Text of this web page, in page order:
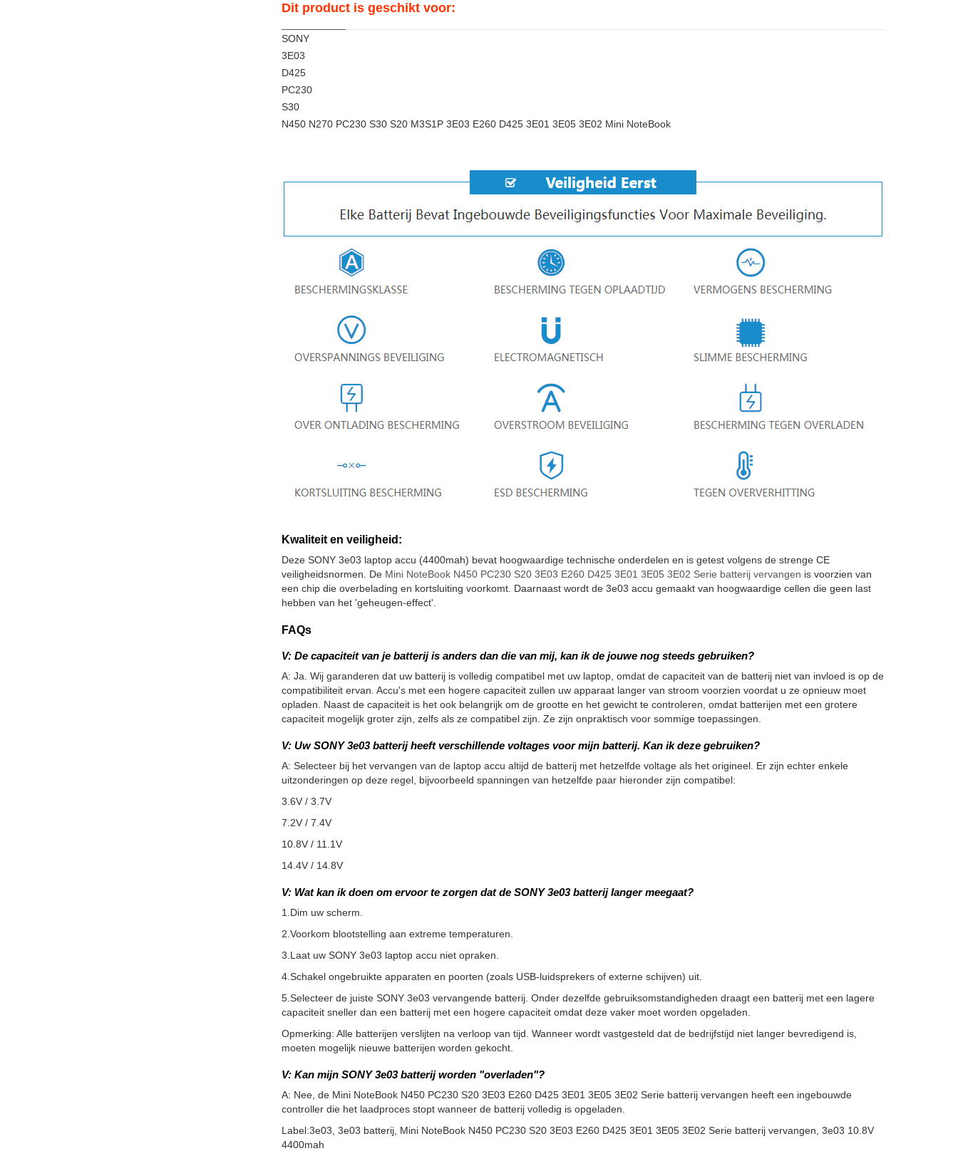
Dit product is geschikt voor:
SONY
3E03
D425
PC230
S30
N450 N270 PC230 S30 S20 M3S1P 3E03 E260 D425 3E01 3E05 3E02 Mini NoteBook
Kwaliteit en veiligheid:
Deze SONY 3e03 laptop accu (4400mah) bevat hoogwaardige technische onderdelen en is getest volgens de strenge CE
veiligheidsnormen. De Mini NoteBook N450 PC230 S20 3E03 E260 D425 3E01 3E05 3E02 Serie batterij vervangen is voorzien van
een chip die overbelading en kortsluiting voorkomt. Daarnaast wordt de 3e03 accu gemaakt van hoogwaardige cellen die geen last
hebben van het 'geheugen-effect'.
FAQs
V: De capaciteit van je batterij is anders dan die van mij, kan ik de jouwe nog steeds gebruiken?
A: Ja. Wij garanderen dat uw batterij is volledig compatibel met uw laptop, omdat de capaciteit van de batterij niet van invloed is op de
compatibiliteit ervan. Accu's met een hogere capaciteit zullen uw apparaat langer van stroom voorzien voordat u ze opnieuw moet
opladen. Naast de capaciteit is het ook belangrijk om de grootte en het gewicht te controleren, omdat batterijen met een grotere
capaciteit mogelijk groter zijn, zelfs als ze compatibel zijn. Ze zijn onpraktisch voor sommige toepassingen.
V: Uw SONY 3e03 batterij heeft verschillende voltages voor mijn batterij. Kan ik deze gebruiken?
A: Selecteer bij het vervangen van de laptop accu altijd de batterij met hetzelfde voltage als het origineel. Er zijn echter enkele
uitzonderingen op deze regel, bijvoorbeeld spanningen van hetzelfde paar hieronder zijn compatibel:
3.6V / 3.7V
7.2V / 7.4V
10.8V / 11.1V
14.4V / 14.8V
V: Wat kan ik doen om ervoor te zorgen dat de SONY 3e03 batterij langer meegaat?
1.Dim uw scherm.
2.Voorkom blootstelling aan extreme temperaturen.
3.Laat uw SONY 3e03 laptop accu niet opraken.
4.Schakel ongebruikte apparaten en poorten (zoals USB-luidsprekers of externe schijven) uit.
5.Selecteer de juiste SONY 3e03 vervangende batterij. Onder dezelfde gebruiksomstandigheden draagt een batterij met een lagere
capaciteit sneller dan een batterij met een hogere capaciteit omdat deze vaker moet worden opgeladen.
Opmerking: Alle batterijen verslijten na verloop van tijd. Wanneer wordt vastgesteld dat de bedrijfstijd niet langer bevredigend is,
moeten mogelijk nieuwe batterijen worden gekocht.
V: Kan mijn SONY 3e03 batterij worden "overladen"?
A: Nee, de Mini NoteBook N450 PC230 S20 3E03 E260 D425 3E01 3E05 3E02 Serie batterij vervangen heeft een ingebouwde
controller die het laadproces stopt wanneer de batterij volledig is opgeladen.
Label:3e03, 3e03 batterij, Mini NoteBook N450 PC230 S20 3E03 E260 D425 3E01 3E05 3E02 Serie batterij vervangen, 3e03 10.8V
4400mah